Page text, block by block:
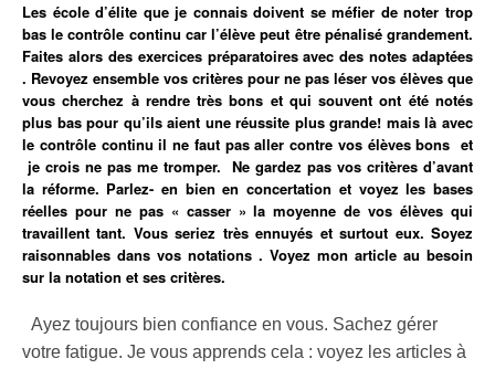
Les école d’élite que je connais doivent se méfier de noter trop
bas le contrôle continu car l’élève peut être pénalisé grandement.
Faites alors des exercices préparatoires avec des notes adaptées
. Revoyez ensemble vos critères pour ne pas léser vos élèves que
vous cherchez à rendre très bons et qui souvent ont été notés
plus bas pour qu’ils aient une réussite plus grande! mais là avec
le contrôle continu il ne faut pas aller contre vos élèves bons et
je crois ne pas me tromper. Ne gardez pas vos critères d’avant
la réforme. Parlez- en bien en concertation et voyez les bases
réelles pour ne pas « casser » la moyenne de vos élèves qui
travaillent tant. Vousseriez très ennuyés et surtout eux. Soyez
raisonnables dans vos notations . Voyez mon article au besoin
sur la notation et ses critères.
Ayez toujours bien confiance en vous. Sachez gérer
votre fatigue. Je vous apprends cela : voyez les articles à